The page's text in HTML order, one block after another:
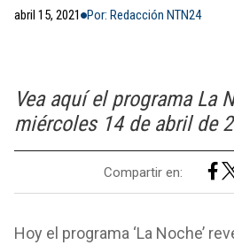
abril 15, 2021 Por: Redacción NTN24
Vea aquí el programa La
miércoles 14 de abril de
Compartir en:
Hoy el programa ‘La Noche’